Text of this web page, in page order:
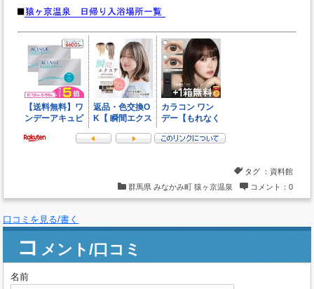
タグ ： 資料館
群馬県 みなかみ町 猿ヶ京温泉 コメント：0
口コミを見る/書く
コメント/口コミ
名前